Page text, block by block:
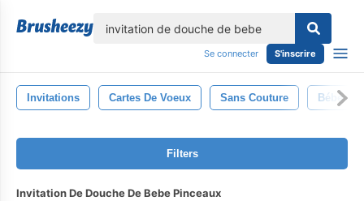
Se connecter S'inscrire
Invitations Cartes De Voeux Sans Couture Bébé
Filters
Invitation De Douche De Bebe Pinceaux